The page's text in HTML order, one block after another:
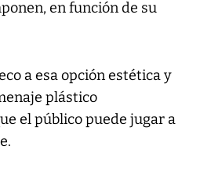
en función de su
a esa opción estética y
plástico
el público puede jugar a